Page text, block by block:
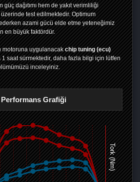
güç dağıtımı hem de yakıt verimliliği
üzerinde test edilmektedir. Optimum
azami gücü elde etme yeteneğimiz
en büyük faktördür.
motoruna uygulanacak chip tuning (ecu)
saat sürmektedir, daha fazla bilgi için lütfen
inceleyiniz.
Performans Grafiği
Tork (Nm)